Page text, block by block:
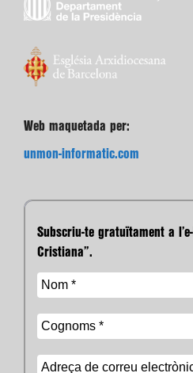
Web maquetada per:
unmon-informatic.com
Subscriu-te gratuïtament a
Cristiana”.